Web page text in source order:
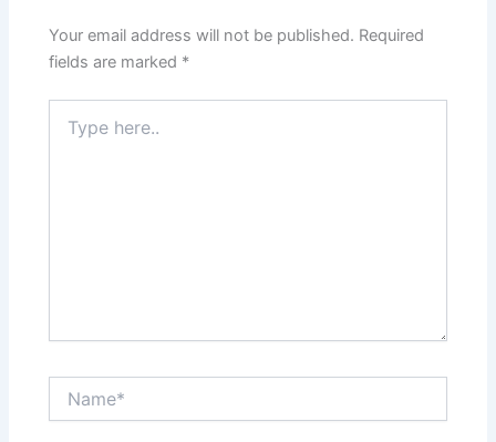
Your email address will not be published. Required
fields are marked *
here..